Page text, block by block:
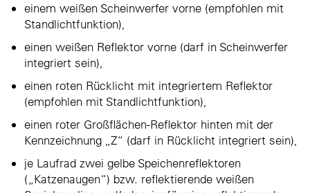
einem weißen Scheinwerfer vorne (empfohlen mit
Standlichtfunktion),
einen weißen Reflektor vorne (darf in Scheinwerfer
integriert sein),
einen roten Rücklicht mit integriertem Reflektor
(empfohlen mit Standlichtfunktion),
einen roter Großflächen-Reflektor hinten mit der
Kennzeichnung „Z“ (darf in Rücklicht integriert sein),
je Laufrad zwei gelbe Speichenreflektoren
(„Katzenaugen“) bzw. reflektierende weißen